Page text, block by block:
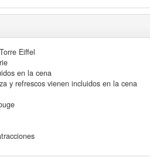
Eiffel
en la cena
y refrescos vienen incluidos en la cena